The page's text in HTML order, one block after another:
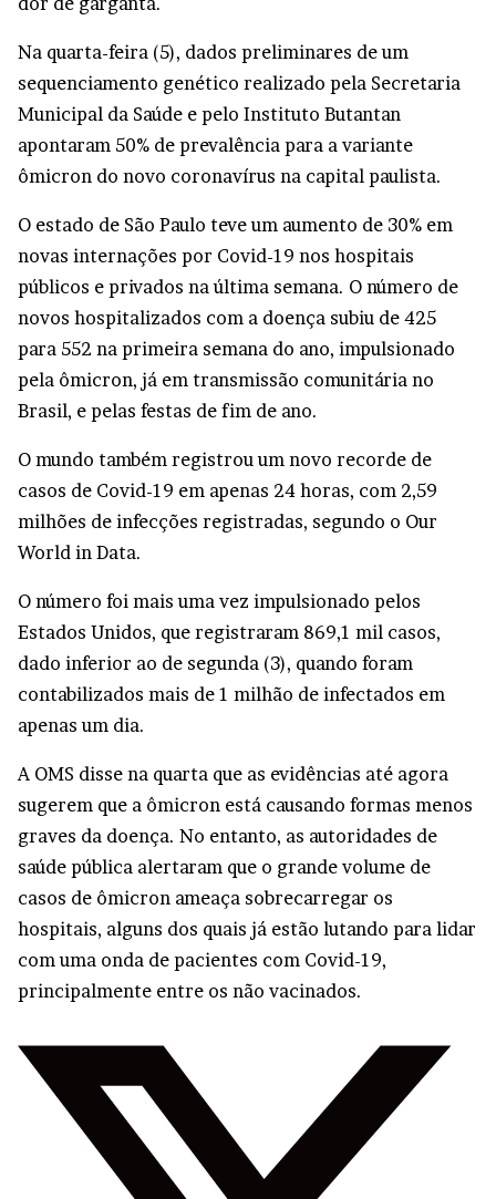
Na quarta-feira (5), dados preliminares de um
sequenciamento genético realizado pela Secretaria
Municipal da Saúde e pelo Instituto Butantan
apontaram 50% de prevalência para a variante
ômicron do novo coronavírus na capital paulista.
O estado de São Paulo teve um aumento de 30% em
novas internações por Covid-19 nos hospitais
públicos e privados na última semana. O número de
novos hospitalizados com a doença subiu de 425
para 552 na primeira semana do ano, impulsionado
pela ômicron, já em transmissão comunitária no
Brasil, e pelas festas de fim de ano.
O mundo também registrou um novo recorde de
casos de Covid-19 em apenas 24 horas, com 2,59
milhões de infecções registradas, segundo o Our
World in Data.
O número foi mais uma vez impulsionado pelos
Estados Unidos, que registraram 869,1 mil casos,
dado inferior ao de segunda (3), quando foram
contabilizados mais de 1 milhão de infectados em
apenas um dia.
A OMS disse na quarta que as evidências até agora
sugerem que a ômicron está causando formas menos
graves da doença. No entanto, as autoridades de
saúde pública alertaram que o grande volume de
casos de ômicron ameaça sobrecarregar os
hospitais, alguns dos quais já estão lutando para lidar
com uma onda de pacientes com Covid-19,
principalmente entre os não vacinados.